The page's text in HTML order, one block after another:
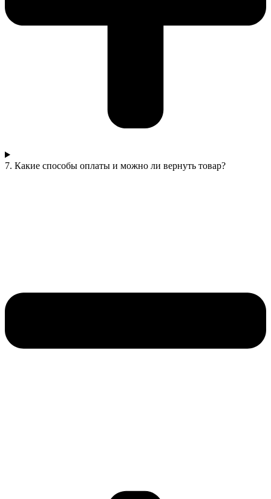
7. Какие способы оплаты и можно ли вернуть товар?